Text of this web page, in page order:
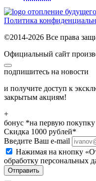
отопление будущего
Политика
©2014-2026 Все права
Официальный сайт
подпишитесь на новости
и получите доступ к
закрытым акциям!
+
бонус *на первую покупку
Скидка 1000 рублей*
Введите Ваш e-mail
Нажимая на кнопку
обработку персональных
Отправить